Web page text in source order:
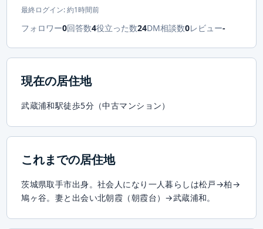
最終ログイン: 約1時間前
フォロワー0回答数4役立った数24DM相談数0レビュー-
現在の居住地
武蔵浦和駅徒歩5分（中古マンション）
これまでの居住地
茨城県取手市出身。社会人になり一人暮らしは松戸→柏→
鳩ヶ谷。妻と出会い北朝霞（朝霞台）→武蔵浦和。